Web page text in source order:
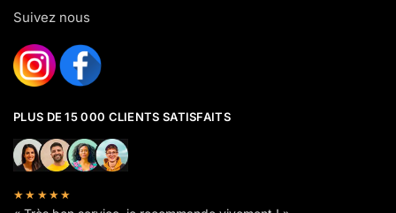
Suivez nous
PLUS DE 15 000 CLIENTS SATISFAITS
★★★★★